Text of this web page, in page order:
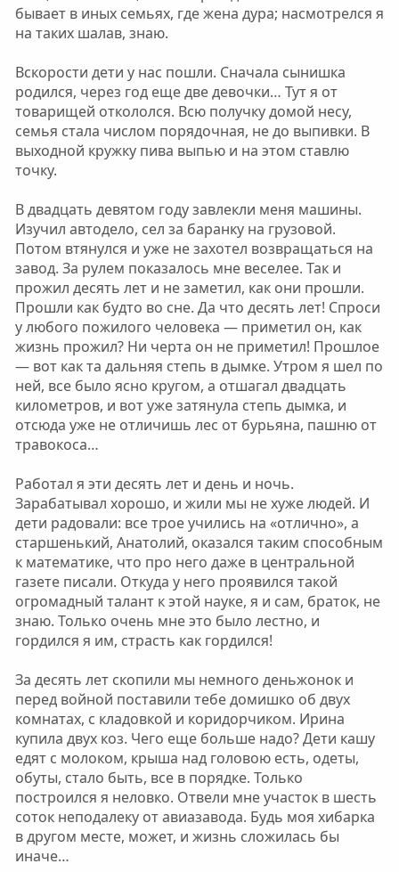
бывает в иных семьях, где жена дура; насмотрелся я
на таких шалав, знаю.
Вскорости дети у нас пошли. Сначала сынишка
родился, через год еще две девочки… Тут я от
товарищей откололся. Всю получку домой несу,
семья стала числом порядочная, не до выпивки. В
выходной кружку пива выпью и на этом ставлю
точку.
В двадцать девятом году завлекли меня машины.
Изучил автодело, сел за баранку на грузовой.
Потом втянулся и уже не захотел возвращаться на
завод. За рулем показалось мне веселее. Так и
прожил десять лет и не заметил, как они прошли.
Прошли как будто во сне. Да что десять лет! Спроси
у любого пожилого человека — приметил он, как
жизнь прожил? Ни черта он не приметил! Прошлое
— вот как та дальняя степь в дымке. Утром я шел по
ней, все было ясно кругом, а отшагал двадцать
километров, и вот уже затянула степь дымка, и
отсюда уже не отличишь лес от бурьяна, пашню от
травокоса…
Работал я эти десять лет и день и ночь.
Зарабатывал хорошо, и жили мы не хуже людей. И
дети радовали: все трое учились на «отлично», а
старшенький, Анатолий, оказался таким способным
к математике, что про него даже в центральной
газете писали. Откуда у него проявился такой
огромадный талант к этой науке, я и сам, браток, не
знаю. Только очень мне это было лестно, и
гордился я им, страсть как гордился!
За десять лет скопили мы немного деньжонок и
перед войной поставили тебе домишко об двух
комнатах, с кладовкой и коридорчиком. Ирина
купила двух коз. Чего еще больше надо? Дети кашу
едят с молоком, крыша над головою есть, одеты,
обуты, стало быть, все в порядке. Только
построился я неловко. Отвели мне участок в шесть
соток неподалеку от авиазавода. Будь моя хибарка
в другом месте, может, и жизнь сложилась бы
иначе…